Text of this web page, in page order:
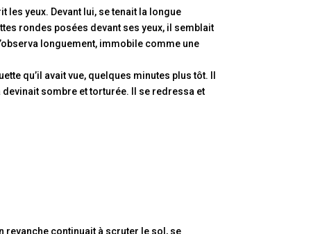
les yeux. Devant lui, se tenait la longue
rondes posées devant ses yeux, il semblait
longuement, immobile comme une
qu’il avait vue, quelques minutes plus tôt. Il
sombre et torturée. Il se redressa et
revanche continuait à scruter le sol, se